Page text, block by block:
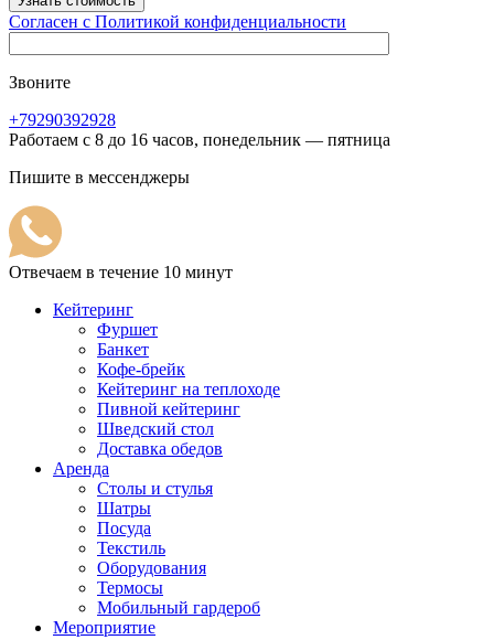
Согласен с Политикой конфиденциальности
Звоните
+79290392928
Работаем с 8 до 16 часов, понедельник — пятница
Пишите в мессенджеры
Отвечаем в течение 10 минут
Кейтеринг
Фуршет
Банкет
Кофе-брейк
Кейтеринг на теплоходе
Пивной кейтеринг
Шведский стол
Доставка обедов
Аренда
Столы и стулья
Шатры
Посуда
Текстиль
Оборудования
Термосы
Мобильный гардероб
Мероприятие